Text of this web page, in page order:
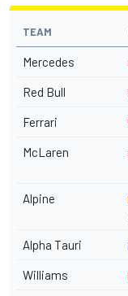
TEAM
Mercedes
Red Bull
Ferrari
McLaren
Alpine
Alpha Tauri
Williams